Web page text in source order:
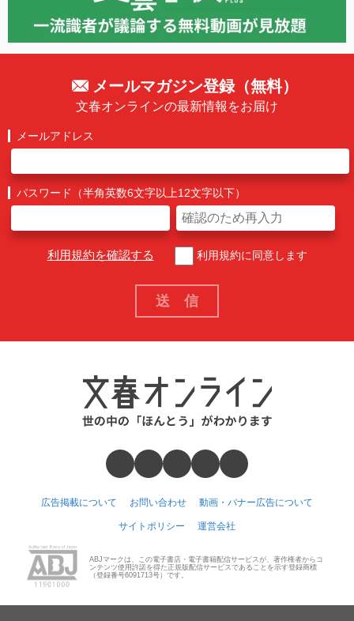
メールマガジン登録（無料）
文春オンラインの最新情報をお届け
メールアドレス
パスワード（半角英数6文字以上12文字以下）
利用規約を確認する 利用規約に同意します
広告掲載について お問い合わせ 動画・バナー広告について
サイトポリシー 運営会社
ABJマークは、この電子書店・電子書籍配信サービスが、著作権者からコ
ンテンツ使用許諾を得た正規版配信サービスであることを示す登録商標
（登録番号6091713号）です。